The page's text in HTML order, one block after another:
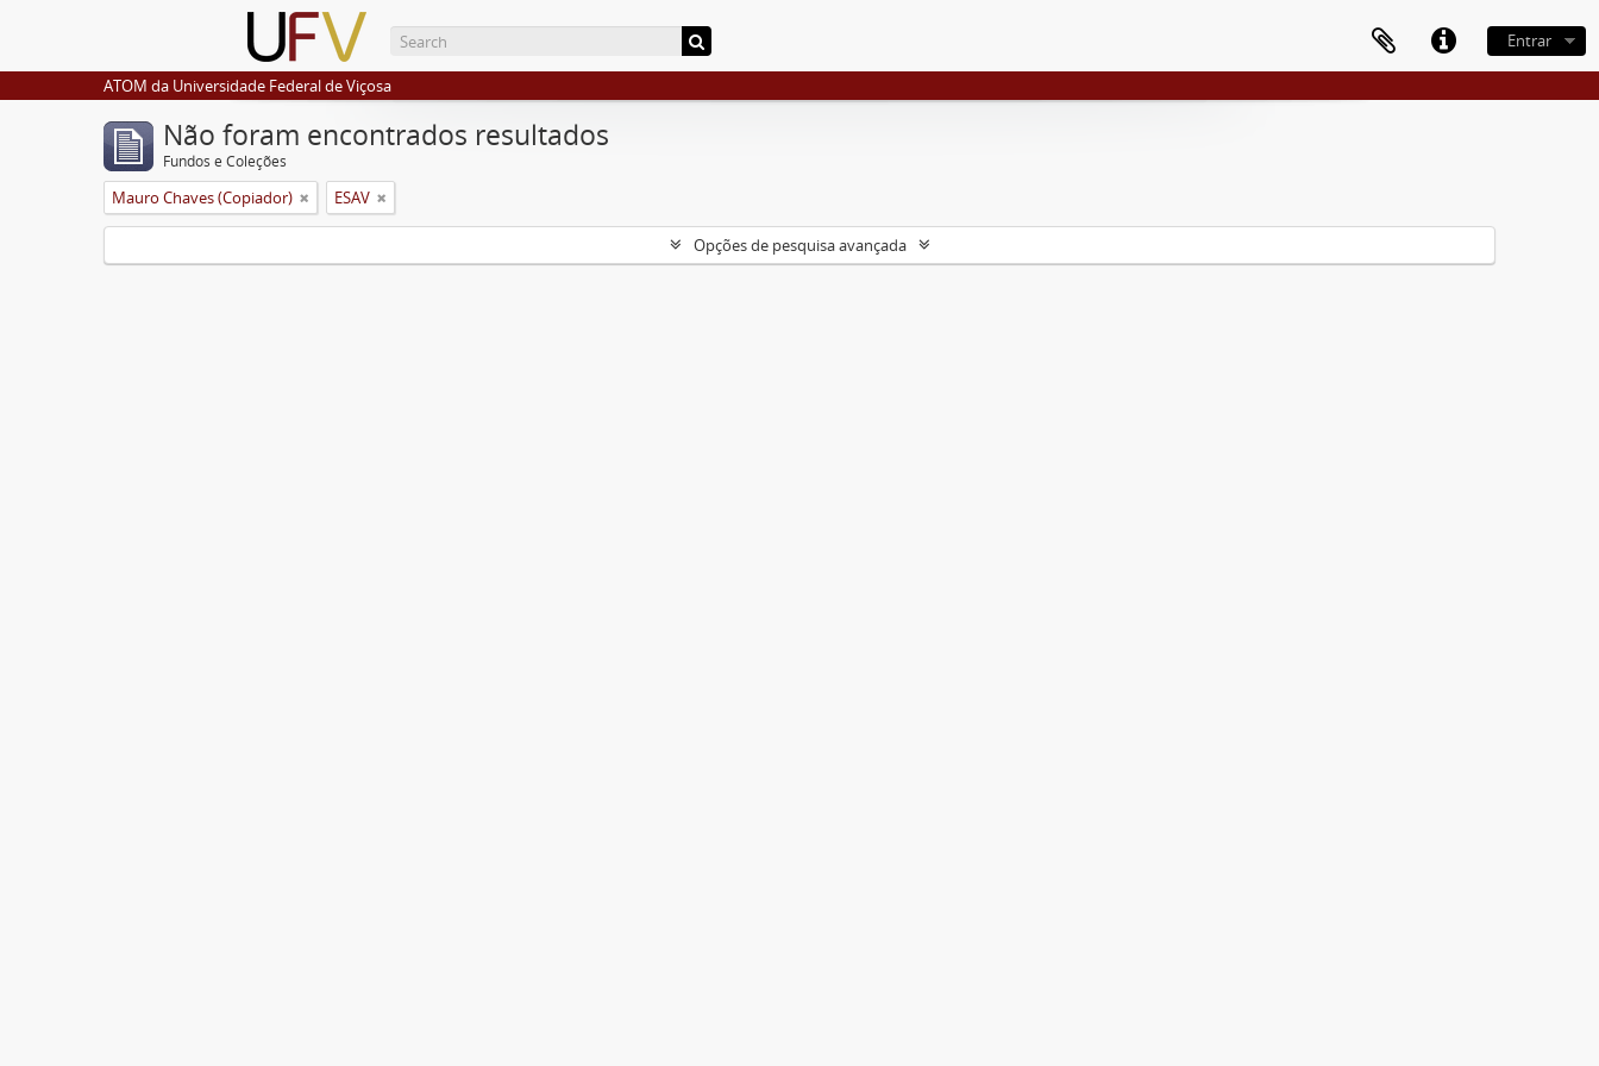
Entrar
ATOM da Universidade Federal de Viçosa
Não foram encontrados resultados
Fundos e Coleções
Mauro Chaves (Copiador) ESAV
Opções de pesquisa avançada